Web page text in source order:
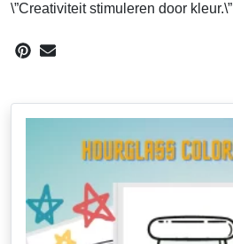
\”Creativiteit stimuleren door kleur.\”